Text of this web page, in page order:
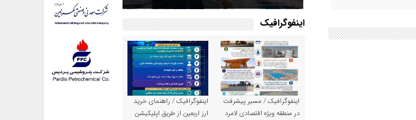
اینفوگرافیک
اینفوگرافیک / مسیر پیشرفت
در منطقه ویژه اقتصادی لامرد
اینفوگرافیک / راهنمای خرید
ارز اربعین از طریق اپلیکیشن